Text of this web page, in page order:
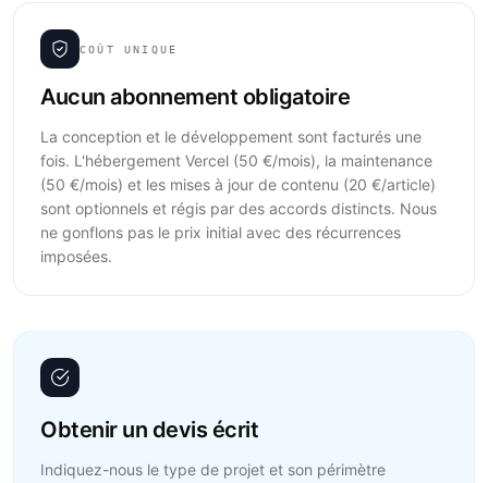
COÛT UNIQUE
Aucun abonnement obligatoire
La conception et le développement sont facturés une
fois. L'hébergement Vercel (50 €/mois), la maintenance
(50 €/mois) et les mises à jour de contenu (20 €/article)
sont optionnels et régis par des accords distincts. Nous
ne gonflons pas le prix initial avec des récurrences
imposées.
Obtenir un devis écrit
Indiquez-nous le type de projet et son périmètre